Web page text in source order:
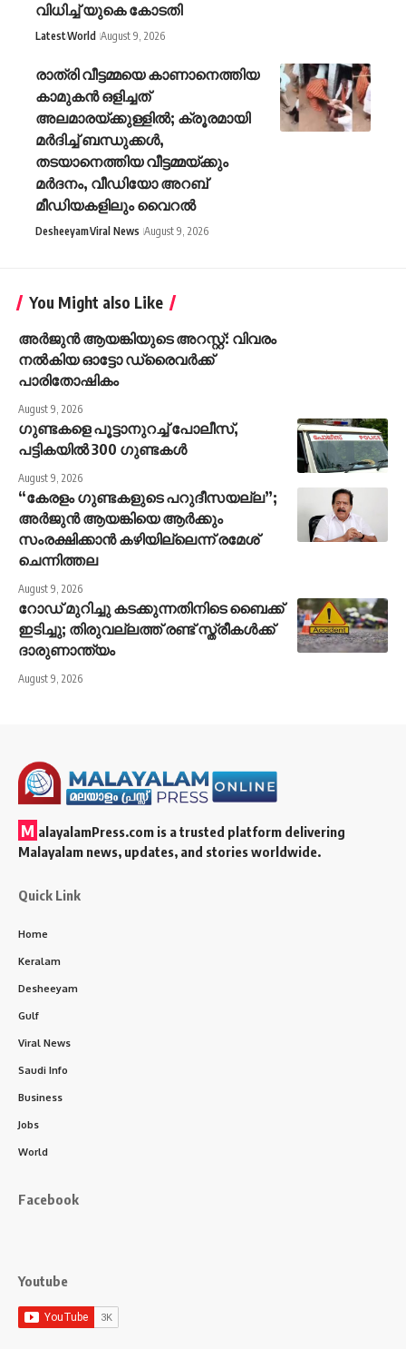
വിധിച്ച് യുകെ കോടതി
LatestWorld August 9, 2026
രാത്രി വീട്ടമ്മയെ കാണാനെത്തിയ
കാമുകൻ ഒളിച്ചത്
അലമാരയ്ക്കുള്ളിൽ; ക്രൂരമായി
മർദിച്ച് ബന്ധുക്കൾ,
തടയാനെത്തിയ വീട്ടമ്മയ്ക്കും
മർദനം, വീഡിയോ അറബ്
മീഡിയകളിലും വൈറൽ
DesheeyamViral News August 9, 2026
You Might also Like
അർജുൻ ആയങ്കിയുടെ അറസ്റ്റ്: വിവരം
നൽകിയ ഓട്ടോ ഡ്രൈവർക്ക്
പാരിതോഷികം
August 9, 2026
ഗുണ്ടകളെ പൂട്ടാനുറച്ച് പോലീസ്,
പട്ടികയിൽ 300 ഗുണ്ടകൾ
August 9, 2026
“കേരളം ഗുണ്ടകളുടെ പറുദീസയല്ല”;
അർജുൻ ആയങ്കിയെ ആർക്കും
സംരക്ഷിക്കാൻ കഴിയില്ലെന്ന് രമേശ്
ചെന്നിത്തല
August 9, 2026
റോഡ് മുറിച്ചു കടക്കുന്നതിനിടെ ബൈക്ക്
ഇടിച്ചു; തിരുവല്ലത്ത് രണ്ട് സ്ത്രീകള്‍ക്ക്
ദാരുണാന്ത്യം
August 9, 2026
M alayalamPress.com is a trusted platform delivering
Malayalam news, updates, and stories worldwide.
Quick Link
Home
Keralam
Desheeyam
Gulf
Viral News
Saudi Info
Business
Jobs
World
Facebook
Youtube